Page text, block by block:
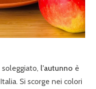
l’autunno è
Si scorge nei colori